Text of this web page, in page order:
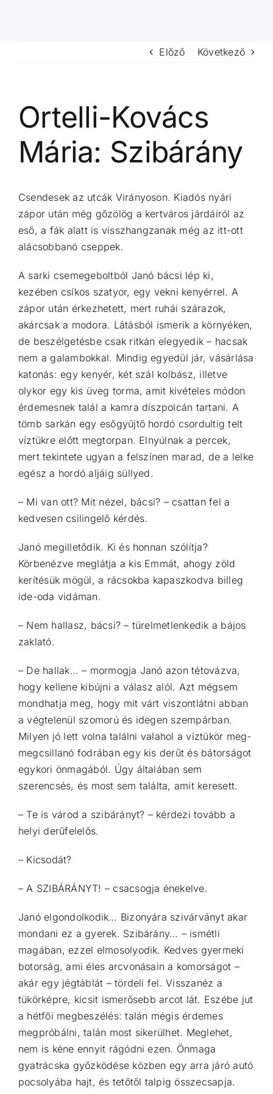
Előző Következő
Ortelli-Kovács
Mária: Szibárány
Csendesek az utcák Virányoson. Kiadós nyári
zápor után még gőzölög a kertváros járdáiról az
eső, a fák alatt is visszhangzanak még az itt-ott
alácsobbanó cseppek.
A sarki csemegeboltból Janó bácsi lép ki,
kezében csíkos szatyor, egy vekni kenyérrel. A
zápor után érkezhetett, mert ruhái szárazok,
akárcsak a modora. Látásból ismerik a környéken,
de beszélgetésbe csak ritkán elegyedik – hacsak
nem a galambokkal. Mindig egyedül jár, vásárlása
katonás: egy kenyér, két szál kolbász, illetve
olykor egy kis üveg torma, amit kivételes módon
érdemesnek talál a kamra díszpolcán tartani. A
tömb sarkán egy esőgyűjtő hordó csordultig telt
víztükre előtt megtorpan. Elnyúlnak a percek,
mert tekintete ugyan a felszínen marad, de a lelke
egész a hordó aljáig süllyed.
– Mi van ott? Mit nézel, bácsi? – csattan fel a
kedvesen csilingelő kérdés.
Janó megilletődik. Ki és honnan szólítja?
Körbenézve meglátja a kis Emmát, ahogy zöld
kerítésük mögül, a rácsokba kapaszkodva billeg
ide-oda vidáman.
– Nem hallasz, bácsi? – türelmetlenkedik a bájos
zaklató.
– De hallak… – mormogja Janó azon tétovázva,
hogy kellene kibújni a válasz alól. Azt mégsem
mondhatja meg, hogy mit várt viszontlátni abban
a végtelenül szomorú és idegen szempárban.
Milyen jó lett volna találni valahol a víztükör meg-
megcsillanó fodrában egy kis derűt és bátorságot
egykori önmagából. Úgy általában sem
szerencsés, és most sem találta, amit keresett.
– Te is várod a szibárányt? – kérdezi tovább a
helyi derűfelelős.
– Kicsodát?
– A SZIBÁRÁNYT! – csacsogja énekelve.
Janó elgondolkodik… Bizonyára szivárványt akar
mondani ez a gyerek. Szibárány… – ismétli
magában, ezzel elmosolyodik. Kedves gyermeki
botorság, ami éles arcvonásain a komorságot –
akár egy jégtáblát – tördeli fel. Visszanéz a
tükörképre, kicsit ismerősebb arcot lát. Eszébe jut
a hétfői megbeszélés: talán mégis érdemes
megpróbálni, talán most sikerülhet. Meglehet,
nem is kéne ennyit rágódni ezen. Önmaga
gyatrácska győzködése közben egy arra járó autó
pocsolyába hajt, és tetőtől talpig összecsapja.